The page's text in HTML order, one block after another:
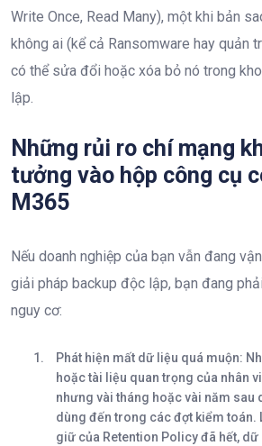
Write Once, Read Many), một khi bản
không ai (kể cả Ransomware hay quản
có thể sửa đổi hoặc xóa bỏ nó trong
lập.
Những rủi ro chí mạng
tưởng vào hộp công cụ
M365
Nếu doanh nghiệp của bạn vẫn đang
giải pháp backup độc lập, bạn đang
nguy cơ:
Phát hiện mất dữ liệu quá muộn:
hoặc tài liệu quan trọng của nhân
nhưng vài tháng hoặc vài năm sau
dùng đến trong các đợt kiểm toán.
giữ của Retention Policy đã hết,